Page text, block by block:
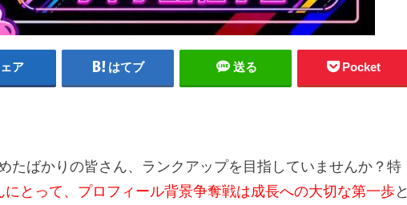
ア はてブ 送る Pocket
たばかりの皆さん、ランクアップを目指していませんか？特
とって、プロフィール背景争奪戦は成長への大切な第一歩と